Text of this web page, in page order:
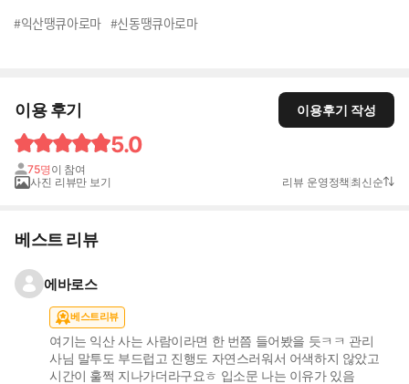
#익산땡큐아로마 #신동땡큐아로마
이용 후기 이용후기 작성
5.0
75명 이 참여
사진 리뷰만 보기
리뷰 운영정책 최신순
베스트 리뷰
에바로스
베스트리뷰
여기는 익산 사는 사람이라면 한 번쯤 들어봤을 듯ㅋㅋ 관리
사님 말투도 부드럽고 진행도 자연스러워서 어색하지 않았고
시간이 훌쩍 지나가더라구요ㅎ 입소문 나는 이유가 있음